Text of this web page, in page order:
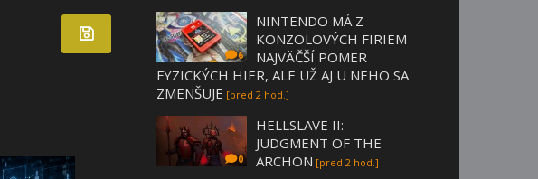
6
NINTENDO MÁ Z
KONZOLOVÝCH FIRIEM
NAJVÄČŠÍ POMER
FYZICKÝCH HIER, ALE UŽ AJ U NEHO SA
ZMENŠUJE [pred 2 hod.]
0
HELLSLAVE II:
JUDGMENT OF THE
ARCHON [pred 2 hod.]